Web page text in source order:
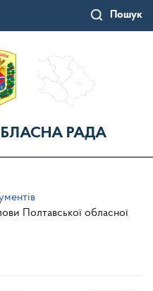
Пошук
РАДА
Полтавської обласної